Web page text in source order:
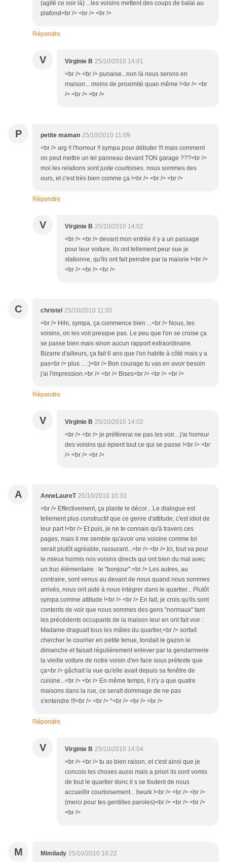
(agité ce soir là) ...les voisins mettent des coups de balai au
plafond<br /> <br /> <br />
Répondre
V Virginie B 25/10/2010 14:01
<br /> <br /> punaise...non là nous serons en
maison... moins de proximité quan même !<br /> <br
/> <br /> <br />
P petite maman 25/10/2010 11:09
<br /> arg !! l'horreur !! sympa pour débuter !!! mais comment
on peut mettre un tel panneau devant TON garage ???<br />
moi les relations sont juste courtoises. nous sommes des
ours, et c'est très bien comme ça !<br /> <br /> <br />
Répondre
V Virginie B 25/10/2010 14:02
<br /> <br /> devant mon entrée il y a un passage
pour leur voiture, ils ont tellement peur sue je
stationne, qu'ils ont fait peindre par la maisrie !<br />
<br /> <br /> <br />
C christel 25/10/2010 11:05
<br /> Hihi, sympa, ça commence bien ...<br /> Nous, les
voisins, on les voit presque pas. Le peu que l'on se croise ça
se passe bien mais sinon aucun rapport extraordinaire.
Bizarre d'ailleurs, ça fait 6 ans que l'on habite à côté mais y a
pas<br /> plus ... ;)<br /> Bon courage tu vas en avoir besoin
j'ai l'impression.<br /> <br /> Bises<br /> <br /> <br />
Répondre
V Virginie B 25/10/2010 14:02
<br /> <br /> je préfèrerai ne pas les voir... j'ai horreur
des voisins qui épient tout ce qui se passe !<br /> <br
/> <br /> <br />
A AnneLaureT 25/10/2010 10:33
<br /> Effectivement, ça plante le décor... Le dialogue est
tellement plus constructif que ce genre d'attitude, c'est idiot de
leur part !<br /> Et puis, je ne te connais qu'à travers ces
pages, mais il me semble qu'avoir une voisine comme toi
serait plutôt agréable, rassurant...<br /> <br /> Ici, tout va pour
le mieux hormis nos voisins directs qui ont bien du mal avec
un truc élémentaire : le "bonjour".<br /> Les autres, au
contraire, sont venus au devant de nous quand nous sommes
arrivés, nous ont aidé à nous intégrer dans le quartier... Plutôt
sympa comme attitude !<br /> <br /> En fait, je crois qu'ils sont
contents de voir que nous sommes des gens "normaux" tant
les précédents occupants de la maison leur en ont fait voir :
Madame draguait tous les mâles du quartier,<br /> sortait
chercher le courrier en petite tenue, tondait le gazon le
dimanche et faisait régulièrement enlever par la gendarmerie
la vieille voiture de notre voisin d'en face sous prétexte que
ça<br /> gâchait la vue qu'elle avait depuis sa fenêtre de
cuisine...<br /> <br /> En même temps, il n'y a que quatre
maisons dans la rue, ce serait dommage de ne pas
s'entendre !!!<br /> <br /> *<br /> <br /> <br />
Répondre
V Virginie B 25/10/2010 14:04
<br /> <br /> tu as bien raison, et c'est ainsi que je
concois les choses aussi mais a priori ils sont vomis
de tout le quartier donc il s se foutent de nous
accueillir courtoisement... beurk !<br /> <br /> <br />
(merci pour tes gentilles paroles)<br /> <br /> <br />
<br />
M Mimilady 25/10/2010 10:22